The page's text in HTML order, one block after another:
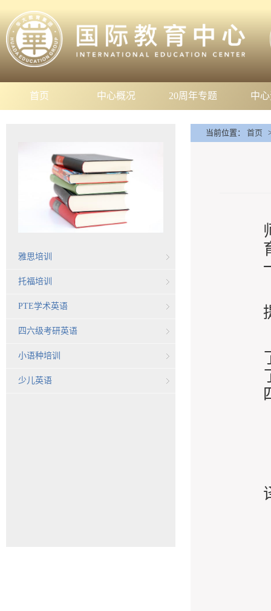
首页 中心概况 20周年专题 中
雅思培训
托福培训
PTE学术英语
四六级考研英语
小语种培训
少儿英语
当前位置： 首页